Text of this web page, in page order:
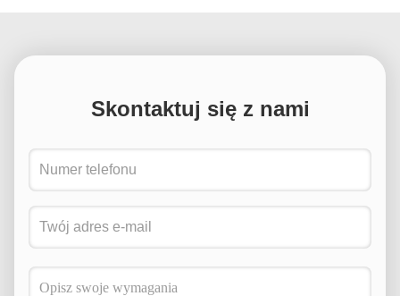
Skontaktuj się z nami